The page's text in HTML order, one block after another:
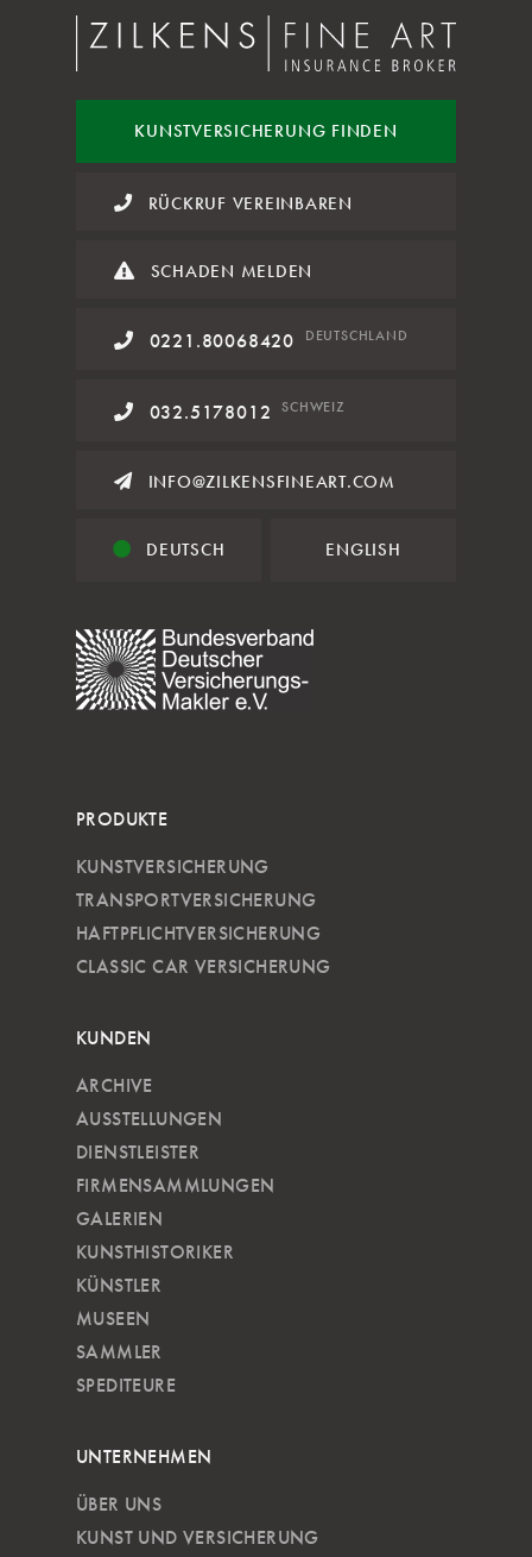
KUNSTVERSICHERUNG FINDEN
RÜCKRUF VEREINBAREN
SCHADEN MELDEN
0221.80068420 DEUTSCHLAND
032.5178012 SCHWEIZ
INFO@ZILKENSFINEART.COM
DEUTSCH ENGLISH
PRODUKTE
KUNSTVERSICHERUNG
TRANSPORTVERSICHERUNG
HAFTPFLICHTVERSICHERUNG
CLASSIC CAR VERSICHERUNG
KUNDEN
ARCHIVE
AUSSTELLUNGEN
DIENSTLEISTER
FIRMENSAMMLUNGEN
GALERIEN
KUNSTHISTORIKER
KÜNSTLER
MUSEEN
SAMMLER
SPEDITEURE
UNTERNEHMEN
ÜBER UNS
KUNST UND VERSICHERUNG